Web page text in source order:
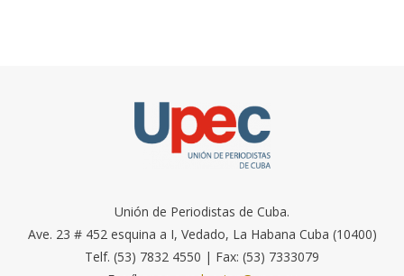
Unión de Periodistas de Cuba.
Ave. 23 # 452 esquina a I, Vedado, La Habana Cuba (10400)
Telf. (53) 7832 4550 | Fax: (53) 7333079